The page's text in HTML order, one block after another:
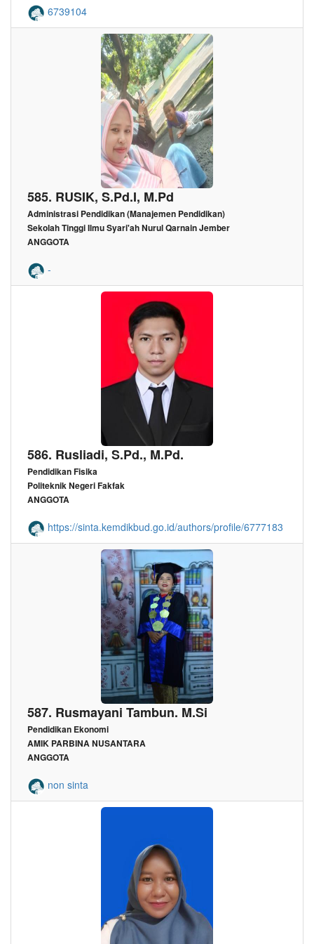
6739104
585. RUSIK, S.Pd.I, M.Pd
Administrasi Pendidikan (Manajemen Pendidikan)
Sekolah Tinggi Ilmu Syari'ah Nurul Qarnain Jember
ANGGOTA
-
586. Rusliadi, S.Pd., M.Pd.
Pendidikan Fisika
Politeknik Negeri Fakfak
ANGGOTA
https://sinta.kemdikbud.go.id/authors/profile/6777183
587. Rusmayani Tambun. M.Si
Pendidikan Ekonomi
AMIK PARBINA NUSANTARA
ANGGOTA
non sinta